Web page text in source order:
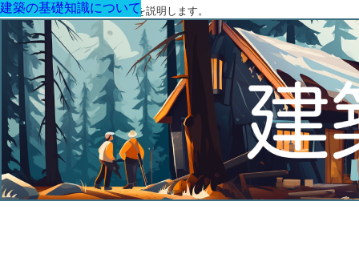
建築に関する用語と関連法令を説明します。
建築の基礎知識について
建築の基礎知識について
建築の基礎知識について
建築の基礎知識について
建築の基礎知識について
建築の基礎知識について
建築の基礎知識について